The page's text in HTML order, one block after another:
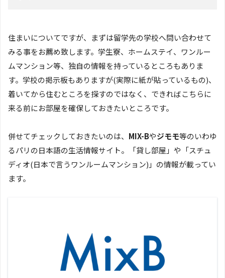
住まいについてですが、まずは留学先の学校へ問い合わせて
みる事をお薦め致します。学生寮、ホームステイ、ワンルー
ムマンション等、独自の情報を持っているところもありま
す。学校の掲示板もありますが(実際に紙が貼っているもの)、
着いてから住むところを探すのではなく、できればこちらに
来る前にお部屋を確保しておきたいところです。
併せてチェックしておきたいのは、 MIX-Bやジモモ等のいわゆ
るパリの日本語の生活情報サイト。「貸し部屋」や「スチュ
ディオ(日本で言うワンルームマンション)」の情報が載ってい
ます。